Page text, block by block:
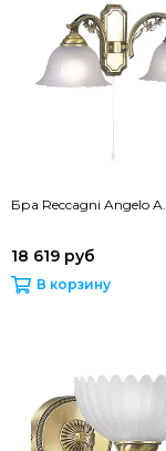
Бра Reccagni Angelo
18 619 руб
В корзину